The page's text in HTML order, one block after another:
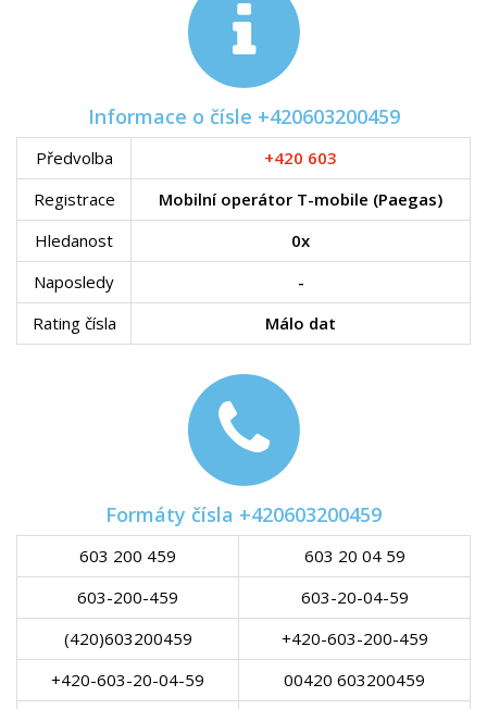
Informace o čísle +420603200459
Předvolba
+420 603
Registrace
Mobilní operátor T-mobile (Paegas)
Hledanost
0x
Naposledy
-
Rating čísla
Málo dat
Formáty čísla +420603200459
603 200 459
603 20 04 59
603-200-459
603-20-04-59
(420)603200459
+420-603-200-459
+420-603-20-04-59
00420 603200459